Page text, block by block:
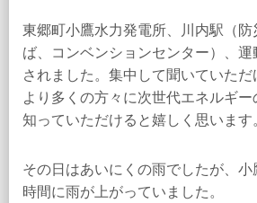
東郷町小鷹水力発電所、川内駅（防
ば、コンベンションセンター）、
されました。集中して聞いていた
より多くの方々に次世代エネルギー
知っていただけると嬉しく思います
その日はあいにくの雨でしたが、
時間に雨が上がっていました。